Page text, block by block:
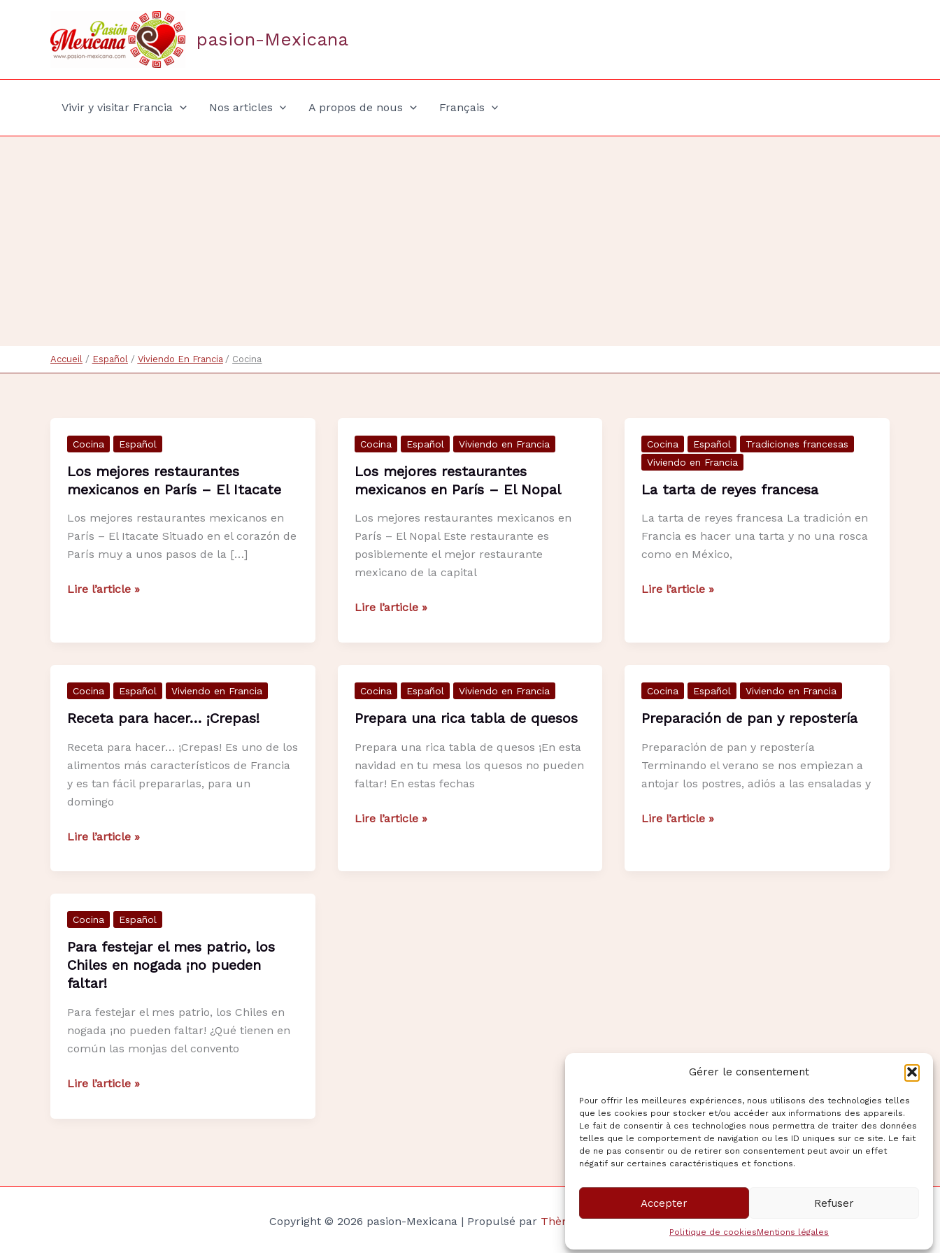
Gérer le consentement
Pour offrir les meilleures expériences, nous utilisons des technologies telles
que les cookies pour stocker et/ou accéder aux informations des appareils.
Le fait de consentir à ces technologies nous permettra de traiter des données
telles que le comportement de navigation ou les ID uniques sur ce site. Le fait
de ne pas consentir ou de retirer son consentement peut avoir un effet
négatif sur certaines caractéristiques et fonctions.
Accepter Refuser
Politique de cookiesMentions légales
pasion-Mexicana
Vivir y visitar Francia Nos articles A propos de nous Français
Accueil Español Viviendo En Francia Cocina
Cocina Español
Los mejores restaurantes
mexicanos en París – El Itacate
Los mejores restaurantes mexicanos en
París – El Itacate Situado en el corazón de
París muy a unos pasos de la […]
Los
mexicanos
París
–
El
Lire l’article »
Cocina Español Viviendo en Francia
Los mejores restaurantes
mexicanos en París – El Nopal
Los mejores restaurantes mexicanos en
París – El Nopal Este restaurante es
posiblemente el mejor restaurante
mexicano de la capital
Los
restaurantes
en
París
–
Nopal
Lire l’article »
Cocina Español
Tradiciones francesas
Viviendo en Francia
La tarta de reyes francesa
La tarta de reyes francesa La tradición en
Francia es hacer una tarta y no una rosca
como en México,
La
reyes
Lire l’article »
Cocina Español Viviendo en Francia
Receta para hacer… ¡Crepas!
Receta para hacer… ¡Crepas! Es uno de los
alimentos más característicos de Francia
y es tan fácil prepararlas, para un
domingo
Receta
hacer…
Lire l’article »
Cocina Español Viviendo en Francia
Prepara una rica tabla de quesos
Prepara una rica tabla de quesos ¡En esta
navidad en tu mesa los quesos no pueden
faltar! En estas fechas
Prepara
tabla
Lire l’article »
Cocina Español Viviendo en Francia
Preparación de pan y repostería
Preparación de pan y repostería
Terminando el verano se nos empiezan a
antojar los postres, adiós a las ensaladas y
Preparación
y
Lire l’article »
Cocina Español
Para festejar el mes patrio, los
Chiles en nogada ¡no pueden
faltar!
Para festejar el mes patrio, los Chiles en
nogada ¡no pueden faltar! ¿Qué tienen en
común las monjas del convento
Para
el
Lire l’article »
Copyright © 2026 pasion-Mexicana | Propulsé par Thème WordPress Astra